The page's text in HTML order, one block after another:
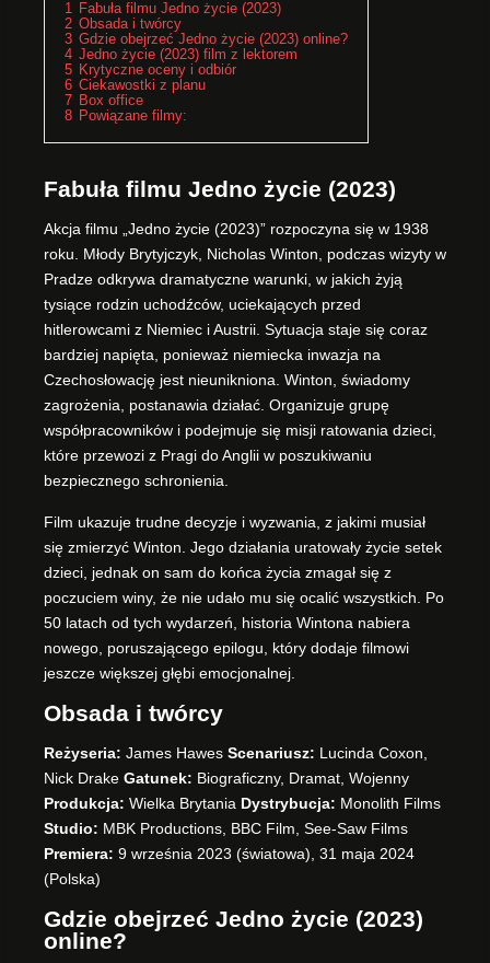
1 Fabuła filmu Jedno życie (2023)
2 Obsada i twórcy
3 Gdzie obejrzeć Jedno życie (2023) online?
4 Jedno życie (2023) film z lektorem
5 Krytyczne oceny i odbiór
6 Ciekawostki z planu
7 Box office
8 Powiązane filmy:
Fabuła filmu Jedno życie (2023)
Akcja filmu „Jedno życie (2023)” rozpoczyna się w 1938
roku. Młody Brytyjczyk, Nicholas Winton, podczas wizyty w
Pradze odkrywa dramatyczne warunki, w jakich żyją
tysiące rodzin uchodźców, uciekających przed
hitlerowcami z Niemiec i Austrii. Sytuacja staje się coraz
bardziej napięta, ponieważ niemiecka inwazja na
Czechosłowację jest nieunikniona. Winton, świadomy
zagrożenia, postanawia działać. Organizuje grupę
współpracowników i podejmuje się misji ratowania dzieci,
które przewozi z Pragi do Anglii w poszukiwaniu
bezpiecznego schronienia.
Film ukazuje trudne decyzje i wyzwania, z jakimi musiał
się zmierzyć Winton. Jego działania uratowały życie setek
dzieci, jednak on sam do końca życia zmagał się z
poczuciem winy, że nie udało mu się ocalić wszystkich. Po
50 latach od tych wydarzeń, historia Wintona nabiera
nowego, poruszającego epilogu, który dodaje filmowi
jeszcze większej głębi emocjonalnej.
Obsada i twórcy
Reżyseria: James Hawes Scenariusz: Lucinda Coxon,
Nick Drake Gatunek: Biograficzny, Dramat, Wojenny
Produkcja: Wielka Brytania Dystrybucja: Monolith Films
Studio: MBK Productions, BBC Film, See-Saw Films
Premiera: 9 września 2023 (światowa), 31 maja 2024
(Polska)
Gdzie obejrzeć Jedno życie (2023)
online?